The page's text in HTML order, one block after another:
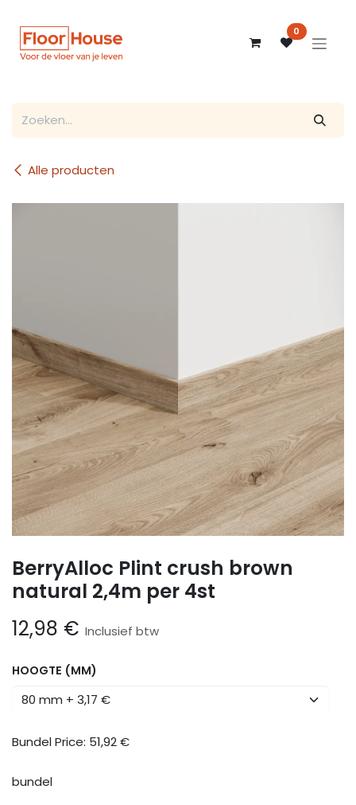
0
Alle producten
BerryAlloc Plint crush brown
natural 2,4m per 4st
12,98 € Inclusief btw
HOOGTE (MM)
Bundel Price: 51,92€
bundel